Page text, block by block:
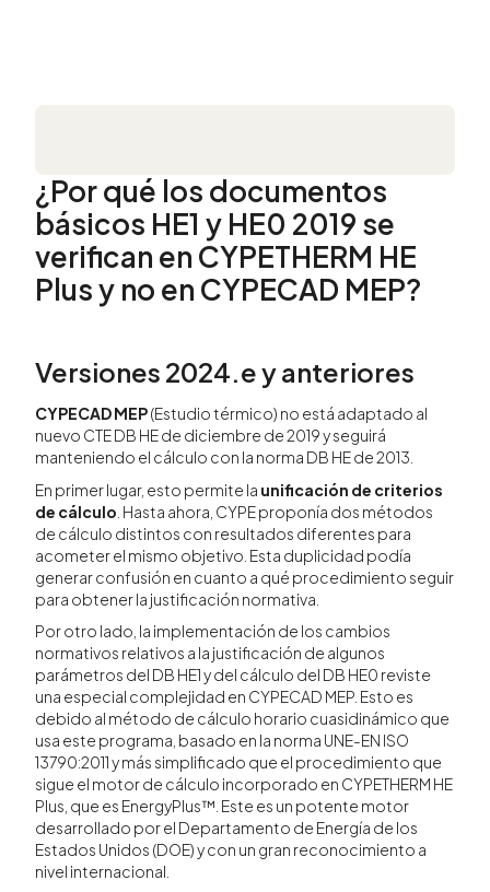
¿Por qué los documentos
básicos HE1 y HE0 2019 se
verifican en CYPETHERM HE
Plus y no en CYPECAD MEP?
Versiones 2024.e y anteriores
CYPECAD MEP(Estudio térmico) no está adaptado al
nuevo CTE DB HE de diciembre de 2019 y seguirá
manteniendo el cálculo con la norma DB HE de 2013.
En primer lugar, esto permite la unificación de criterios
de cálculo . Hasta ahora, CYPE proponía dos métodos
de cálculo distintos con resultados diferentes para
acometer el mismo objetivo. Esta duplicidad podía
generar confusión en cuanto a qué procedimiento seguir
para obtener la justificación normativa.
Por otro lado, la implementación de los cambios
normativos relativos a la justificación de algunos
parámetros del DB HE1 y del cálculo del DB HE0 reviste
una especial complejidad en CYPECAD MEP. Esto es
debido al método de cálculo horario cuasidinámico que
usa este programa, basado en la norma UNE-EN ISO
13790:2011 y más simplificado que el procedimiento que
sigue el motor de cálculo incorporado en CYPETHERM HE
Plus, que es EnergyPlus™. Este es un potente motor
desarrollado por el Departamento de Energía de los
Estados Unidos (DOE) y con un gran reconocimiento a
nivel internacional.